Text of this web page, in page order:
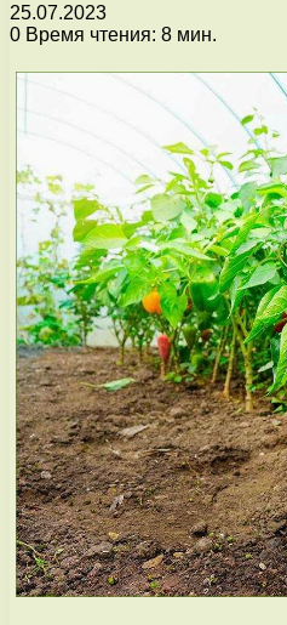
25.07.2023
0 Время чтения: 8 мин.